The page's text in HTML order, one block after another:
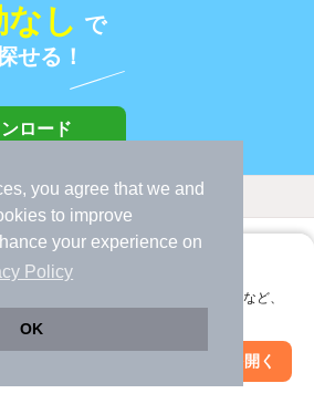
you agree that we and
to improve
your experience on
Policy
OK
て、サクサクお部屋探し
ぐ使える。マップ検索やお気に入り保存など、
アプリを開く
し で
せる！
ロード
を増やそう！
3LDK
絞り込み条件を変更